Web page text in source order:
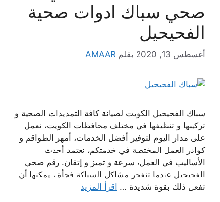
صحي سباك ادوات صحية
الفحيحيل
أغسطس 13, 2020 بقلم AMAAR
سباك الفحيحيل الكويت لصيانة كافة التمديدات الصحية و
تركيبها و تنظيفها في مختلف محافظات الكويت، نعمل
على مدار اليوم لتوفير أفضل الخدمات، أمهر الطواقم و
كوادر العمل المختصة في خدمتكم، نعتمد أحدث
الأساليب في العمل، سرعة و تميز و إتقان. رقم صحي
الفحيحيل عندما تنفجر مشاكل السباكة فجأة ، يمكنها أن
تفعل ذلك بقوة شديدة … اقرأ المزيد